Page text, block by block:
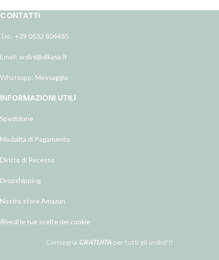
CONTATTI
Tel.: +39 0532 804485
Email: ordini@dikasa.it
Whatsapp: Messaggia
INFORMAZIONI UTILI
Spedizione
Modalità di Pagamento
Diritto di Recesso
Dropshipping
Nostro store Amazon
Rivedi le tue scelte dei cookie
Consegna GRATUITA per tutti gli ordini!!!